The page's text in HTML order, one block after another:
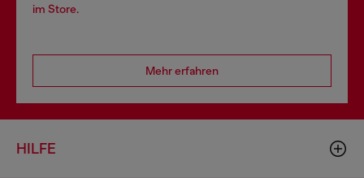
im Store.
Mehr erfahren
HILFE